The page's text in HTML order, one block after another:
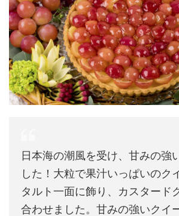
日本海の潮風を受け、甘みの強
した！大粒で果汁いっぱいのク
タルト一面に飾り、カスタード
合わせました。甘みの強いクイ